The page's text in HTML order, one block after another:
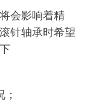
会影响着精
针轴承时希望